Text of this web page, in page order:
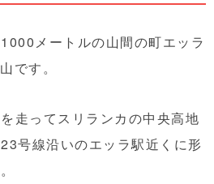
メートルの山間の町エッラ
です。
走ってスリランカの中央高地
号線沿いのエッラ駅近くに形